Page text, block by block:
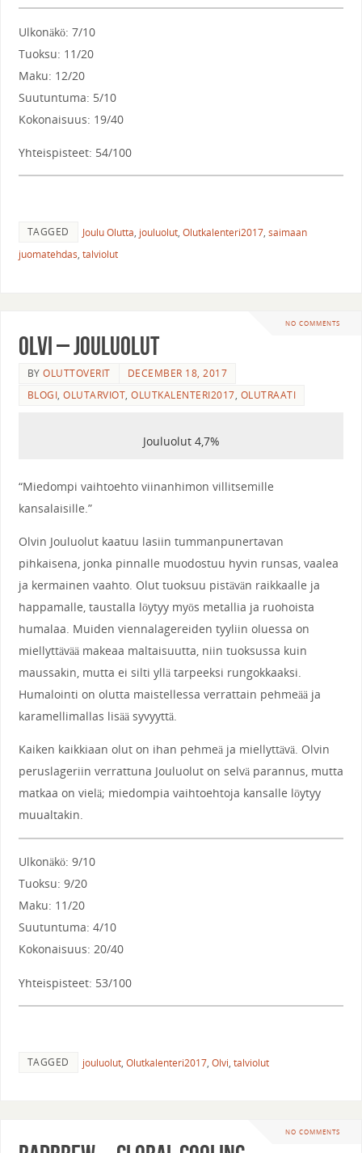
Ulkonäkö: 7/10
Tuoksu: 11/20
Maku: 12/20
Suutuntuma: 5/10
Kokonaisuus: 19/40
Yhteispisteet: 54/100
TAGGED Joulu Olutta, jouluolut, Olutkalenteri2017, saimaan
juomatehdas, talviolut
NO COMMENTS
Olvi – Jouluolut
BYOLUTTOVERIT
DECEMBER 18, 2017
BLOGI,OLUTARVIOT,OLUTKALENTERI2017, OLUTRAATI
Jouluolut 4,7%
“Miedompi vaihtoehto viinanhimon villitsemille
kansalaisille.”
Olvin Jouluolut kaatuu lasiin tummanpunertavan
pihkaisena, jonka pinnalle muodostuu hyvin runsas, vaalea
ja kermainen vaahto. Olut tuoksuu pistävän raikkaalle ja
happamalle, taustalla löytyy myös metallia ja ruohoista
humalaa. Muiden viennalagereiden tyyliin oluessa on
miellyttävää makeaa maltaisuutta, niin tuoksussa kuin
maussakin, mutta ei silti yllä tarpeeksi rungokkaaksi.
Humalointi on olutta maistellessa verrattain pehmeää ja
karamellimallas lisää syvyyttä.
Kaiken kaikkiaan olut on ihan pehmeä ja miellyttävä. Olvin
peruslageriin verrattuna Jouluolut on selvä parannus, mutta
matkaa on vielä; miedompia vaihtoehtoja kansalle löytyy
muualtakin.
Ulkonäkö: 9/10
Tuoksu: 9/20
Maku: 11/20
Suutuntuma: 4/10
Kokonaisuus: 20/40
Yhteispisteet: 53/100
TAGGED jouluolut, Olutkalenteri2017, Olvi, talviolut
NO COMMENTS